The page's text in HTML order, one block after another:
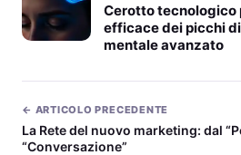
Cerotto tecnologico
efficace dei picchi
mentale avanzato
← ARTICOLO PRECEDENTE
La Rete del nuovo marketing: dal
“Conversazione”